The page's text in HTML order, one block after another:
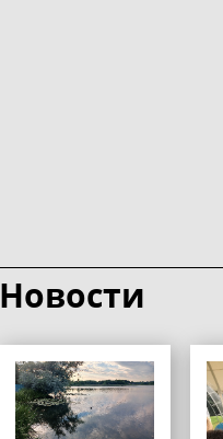
Новости